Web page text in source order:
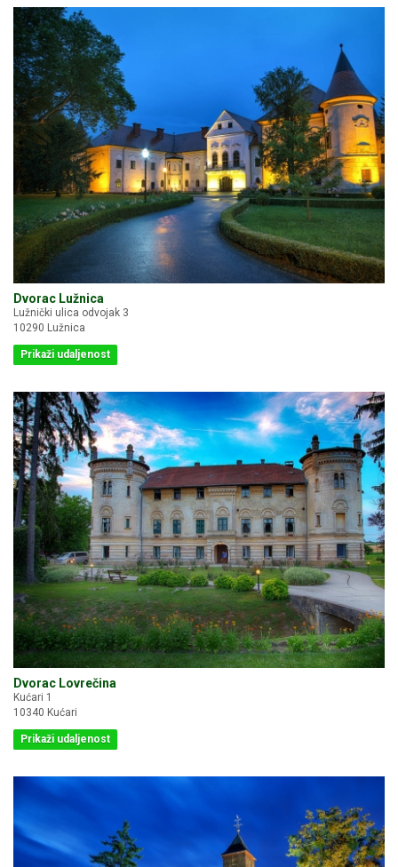
Dvorac Lužnica
Lužnički ulica odvojak 3
10290 Lužnica
Prikaži udaljenost
Dvorac Lovrečina
Kućari 1
10340 Kućari
Prikaži udaljenost